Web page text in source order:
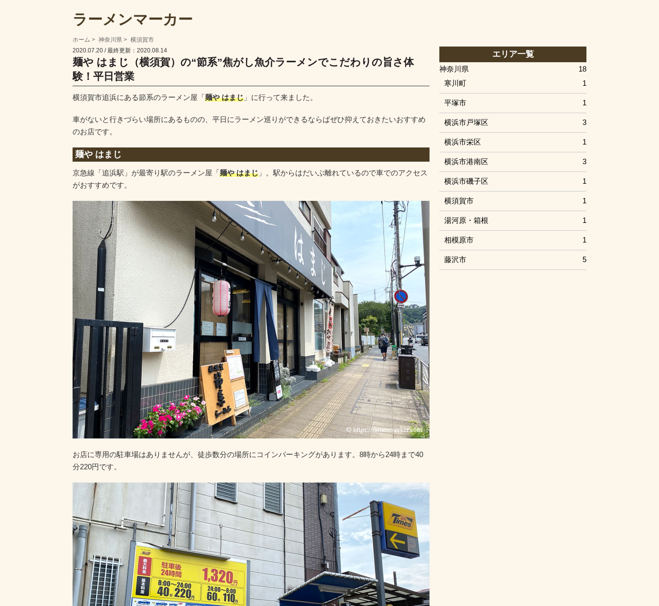
ラーメンマーカー
ホーム 神奈川県
横須賀市
2020.07.20 / 最終更新：2020.08.14
麺や はまじ（横須賀）の“節系”焦がし魚介ラーメンでこだわりの旨さ体
験！平日営業
横須賀市追浜にある節系のラーメン屋「麺や はまじ 」に行って来ました。
車がないと行きづらい場所にあるものの、平日にラーメン巡りができるならばぜひ抑えておきたいおすすめ
のお店です。
麺や はまじ
京急線「追浜駅」が最寄り駅のラーメン屋「麺や はまじ 」。駅からはだいぶ離れているので車でのアクセス
がおすすめです。
お店に専用の駐車場はありませんが、徒歩数分の場所にコインパーキングがあります。8時から24時まで40
分220円です。
エリア一覧
神奈川県
18
寒川町
1
平塚市 1
横浜市戸塚区 3
横浜市栄区 1
横浜市港南区 3
横浜市磯子区 1
横須賀市 1
湯河原・箱根 1
相模原市 1
藤沢市 5